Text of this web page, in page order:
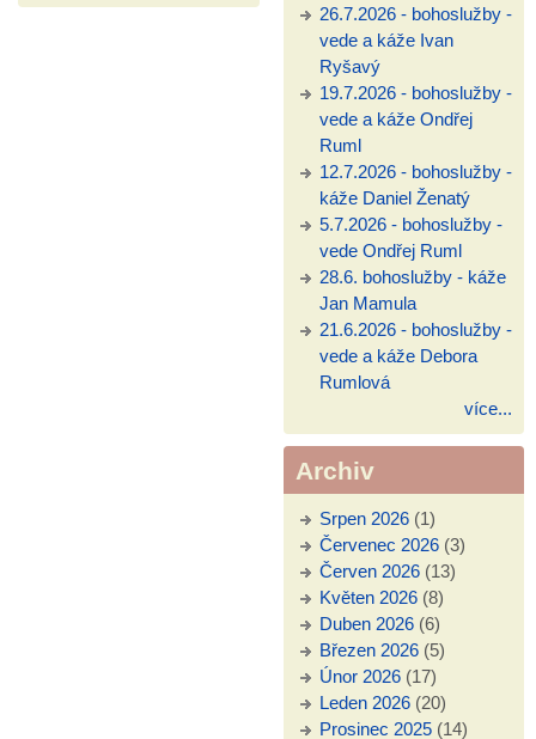
26.7.2026 - bohoslužby -
vede a káže Ivan
Ryšavý
19.7.2026 - bohoslužby -
vede a káže Ondřej
Ruml
12.7.2026 - bohoslužby -
káže Daniel Ženatý
5.7.2026 - bohoslužby -
vede Ondřej Ruml
28.6. bohoslužby - káže
Jan Mamula
21.6.2026 - bohoslužby -
vede a káže Debora
Rumlová
více...
Archiv
Srpen 2026(1)
Červenec 2026(3)
Červen 2026(13)
Květen 2026(8)
Duben 2026(6)
Březen 2026(5)
Únor 2026(17)
Leden 2026(20)
Prosinec 2025(14)